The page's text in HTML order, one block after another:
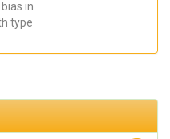
in
type